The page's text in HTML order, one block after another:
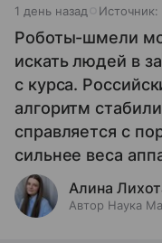
1 день назад Источник:
Роботы-шмели
искать людей в
с курса.
алгоритм
справляется с
сильнее веса
Алина
Автор Наука